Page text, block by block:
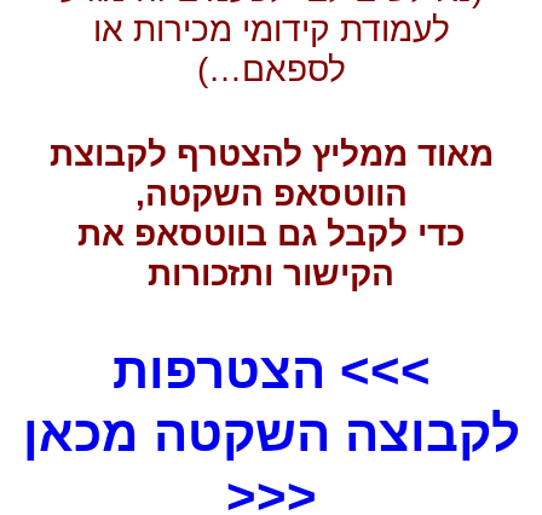
לעמודת קידומי מכירות או
לספאם…)
מאוד ממליץ להצטרף לקבוצת
הווטסאפ השקטה,
כדי לקבל גם בווטסאפ את
הקישור ותזכורות
>>> הצטרפות
לקבוצה השקטה מכאן
<<<